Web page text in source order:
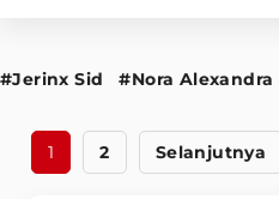
#Jerinx Sid #Nora Alexandra
1 2 Selanjutnya